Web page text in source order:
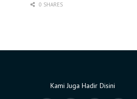
0 SHARES
Kami Juga Hadir Disini